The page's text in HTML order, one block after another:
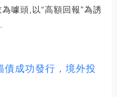
噱頭,以“高額回報”為誘
債成功發行，境外投